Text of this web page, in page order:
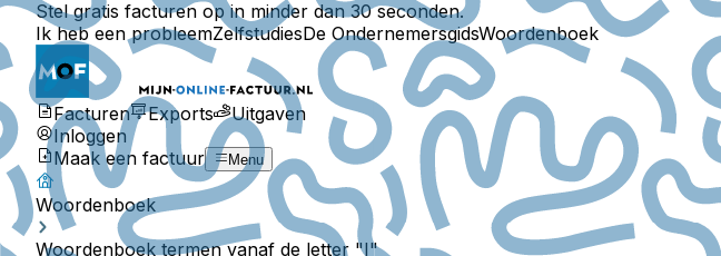
Stel gratis facturen op in minder dan 30 seconden.
Ik heb een probleemZelfstudiesDe OndernemersgidsWoordenboek
Facturen Exports
Uitgaven
Inloggen
Maak een factuur
Menu
Woordenboek
Woordenboek termen vanaf de letter "I"